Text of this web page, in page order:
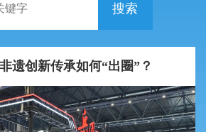
搜索
非遗创新传承如何“出圈”？